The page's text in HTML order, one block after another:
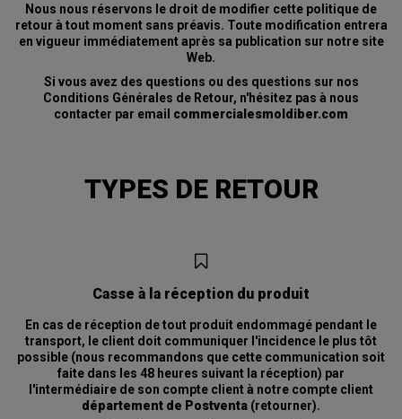
Nous nous réservons le droit de modifier cette politique de
retour à tout moment sans préavis. Toute modification entrera
en vigueur immédiatement après sa publication sur notre site
Web.
Si vous avez des questions ou des questions sur nos
Conditions Générales de Retour, n'hésitez pas à nous
contacter par email commercialesmoldiber.com
TYPES DE RETOUR
Casse à la réception du produit
En cas de réception de tout produit endommagé pendant le
transport, le client doit communiquer l'incidence le plus tôt
possible (nous recommandons que cette communication soit
faite dans les 48 heures suivant la réception) par
l'intermédiaire de son compte client à notre compte client
département de Postventa (retourner).